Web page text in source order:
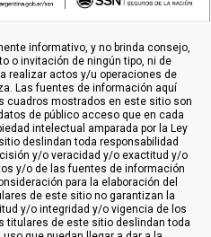
informativo, y no brinda consejo,
o invitación de ningún tipo, ni de
realizar actos y/u operaciones de
Las fuentes de información aquí
cuadros mostrados en este sitio son
de público acceso que en cada
intelectual amparada por la Ley
deslindan toda responsabilidad
y/o veracidad y/o exactitud y/o
y/o de las fuentes de información
para la elaboración del
de este sitio no garantizan la
y/o integridad y/o vigencia de los
titulares de este sitio deslindan toda